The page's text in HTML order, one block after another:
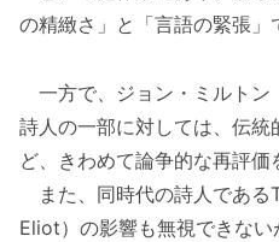
の精緻さ」と「言語の緊張」
一方で、ジョン・ミルト
詩人の一部に対しては、伝
ど、きわめて論争的な再評価
また、同時代の詩人である
Eliot）の影響も無視できな